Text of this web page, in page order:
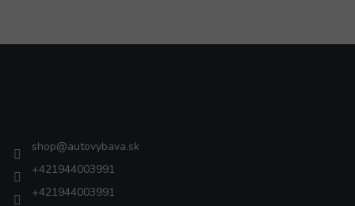
shop@autovybava.sk
+421944003991
+421944003991